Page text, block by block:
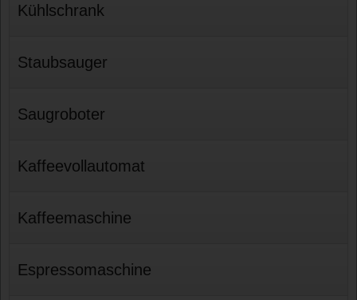
Kühlschrank
Staubsauger
Saugroboter
Kaffeevollautomat
Kaffeemaschine
Espressomaschine